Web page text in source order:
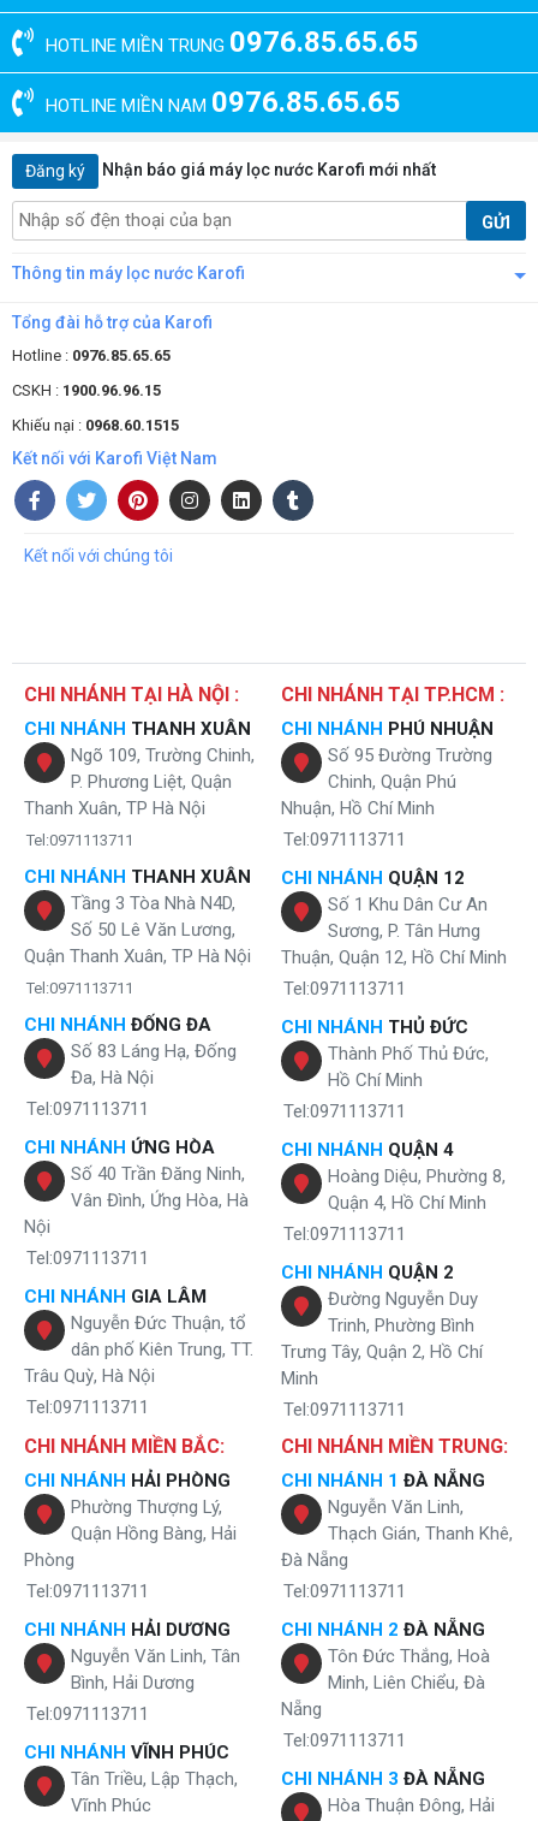
HOTLINE MIỀN TRUNG 0976.85.65.65
HOTLINE MIỀN NAM 0976.85.65.65
Đăng ký Nhận báo giá máy lọc nước Karofi mới nhất
GỬI
Thông tin máy lọc nước Karofi
Tổng đài hỗ trợ của Karofi
Hotline : 0976.85.65.65
CSKH : 1900.96.96.15
Khiếu nại : 0968.60.1515
Kết nối với Karofi Việt Nam
Kết nối với chúng tôi
CHI NHÁNH TẠI HÀ NỘI :
CHI NHÁNH THANH XUÂN
Ngõ 109, Trường Chinh,
P. Phương Liệt, Quận
Thanh Xuân, TP Hà Nội
Tel:0971113711
CHI NHÁNH THANH XUÂN
Tầng 3 Tòa Nhà N4D,
Số 50 Lê Văn Lương,
Quận Thanh Xuân, TP Hà Nội
Tel:0971113711
CHI NHÁNH ĐỐNG ĐA
Số 83 Láng Hạ, Đống
Đa, Hà Nội
Tel:0971113711
CHI NHÁNH ỨNG HÒA
Số 40 Trần Đăng Ninh,
Vân Đình, Ứng Hòa, Hà
Nội
Tel:0971113711
CHI NHÁNH GIA LÂM
Nguyễn Đức Thuận, tổ
dân phố Kiên Trung, TT.
Trâu Quỳ, Hà Nội
Tel:0971113711
CHI NHÁNH TẠI TP.HCM :
CHI NHÁNH PHÚ NHUẬN
Số 95 Đường Trường
Chinh, Quận Phú
Nhuận, Hồ Chí Minh
Tel:0971113711
CHI NHÁNH QUẬN 12
Số 1 Khu Dân Cư An
Sương, P. Tân Hưng
Thuận, Quận 12, Hồ Chí Minh
Tel:0971113711
CHI NHÁNH THỦ ĐỨC
Thành Phố Thủ Đức,
Hồ Chí Minh
Tel:0971113711
CHI NHÁNH QUẬN 4
Hoàng Diệu, Phường 8,
Quận 4, Hồ Chí Minh
Tel:0971113711
CHI NHÁNH QUẬN 2
Đường Nguyễn Duy
Trinh, Phường Bình
Trưng Tây, Quận 2, Hồ Chí
Minh
Tel:0971113711
CHI NHÁNH MIỀN BẮC:
CHI NHÁNH HẢI PHÒNG
Phường Thượng Lý,
Quận Hồng Bàng, Hải
Phòng
Tel:0971113711
CHI NHÁNH HẢI DƯƠNG
Nguyễn Văn Linh, Tân
Bình, Hải Dương
Tel:0971113711
CHI NHÁNH VĨNH PHÚC
Tân Triều, Lập Thạch,
Vĩnh Phúc
CHI NHÁNH MIỀN TRUNG:
CHI NHÁNH 1 ĐÀ NẴNG
Nguyễn Văn Linh,
Thạch Gián, Thanh Khê,
Đà Nẵng
Tel:0971113711
CHI NHÁNH 2 ĐÀ NẴNG
Tôn Đức Thắng, Hoà
Minh, Liên Chiểu, Đà
Nẵng
Tel:0971113711
CHI NHÁNH 3 ĐÀ NẴNG
Hòa Thuận Đông, Hải